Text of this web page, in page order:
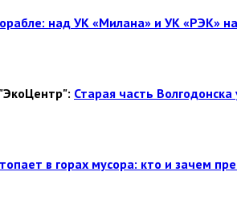
над УК «Милана» и УК «РЭК»
Старая часть
в горах мусора: кто и зачем